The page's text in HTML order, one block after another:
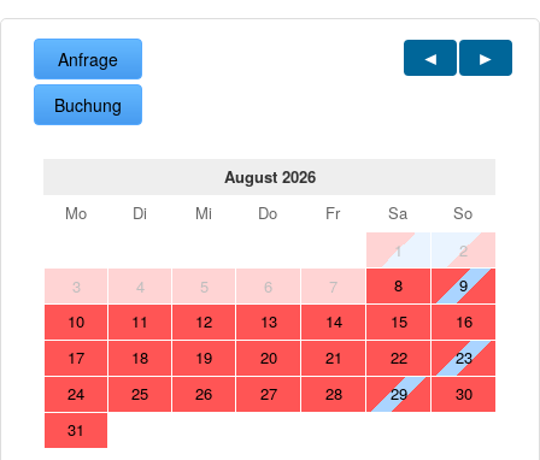
Anfrage
Buchung
August 2026
Mo
Di Mi Do Fr Sa
So
1
2
3
4 5 6 7 8
9
10
11 12 13 14 15
16
17
18 19 20 21 22
23
24
25 26 27 28 29
30
31